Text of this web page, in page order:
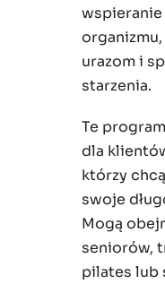
urazom i
starzenia.
Te
dla
którzy
swoje
Mogą
seniorów,
pilates lub